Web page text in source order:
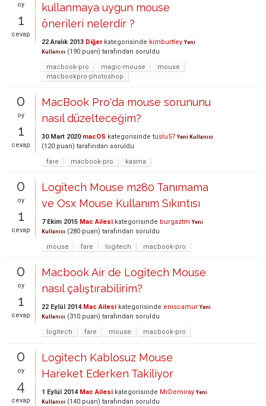
oy
1
cevap
kullanmaya uygun mouse
önerileri nelerdir ?
22 Aralık 2013 Diğerkategorisinde kimburtley Yeni
Kullanıcı (190 puan) tarafından soruldu
macbook-pro
magic-mouse
mouse
macbookpro-photoshop
0
oy
1
cevap
MacBook Pro'da mouse sorununu
nasıl düzelteceğim?
30 Mart 2020 macOS kategorisinde tuslu57 Yeni Kullanıcı
(120 puan) tarafından soruldu
fare
macbook-pro kasma
0
oy
1
cevap
Logitech Mouse m280 Tanımama
ve Osx Mouse Kullanım Sıkıntısı
7 Ekim 2015 Mac Ailesi kategorisinde burgaztm Yeni
Kullanıcı (280 puan) tarafından soruldu
mouse
fare logitech macbook-pro
0
oy
1
cevap
Macbook Air de Logitech Mouse
nasıl çalıştırabilirim?
22 Eylül 2014 Mac Ailesi kategorisinde eniscamur Yeni
Kullanıcı (310 puan) tarafından soruldu
logitech
fare mouse macbook-pro
0
oy
4
cevap
Logitech Kablosuz Mouse
Hareket Ederken Takiliyor
1 Eylül 2014 Mac Ailesi kategorisinde MrDemiray Yeni
Kullanıcı (140 puan) tarafından soruldu